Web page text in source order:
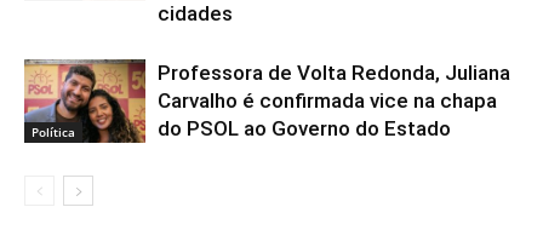
cidades
Política
Professora de Volta Redonda, Juliana
Carvalho é confirmada vice na chapa
do PSOL ao Governo do Estado